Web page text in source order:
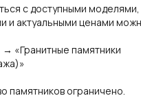
с доступными моделями,
и актуальными ценами
→ «Гранитные памятники
памятников ограничено.